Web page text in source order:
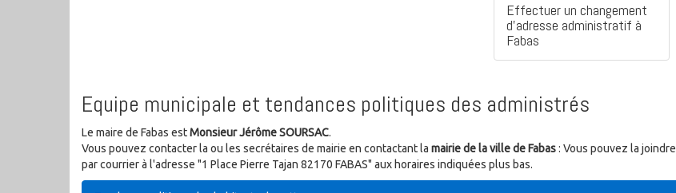
Effectuer un changement
d'adresse administratif à
Fabas
Equipe municipale et tendances politiques des administrés
Le maire de Fabas estMonsieur Jérôme SOURSAC.
Vous pouvez contacter la ou les secrétaires de mairie en contactant la mairie de la ville de Fabas: Vous pouvez la joindre
par courrier à l'adresse "1 Place Pierre Tajan 82170 FABAS" aux horaires indiquées plus bas.